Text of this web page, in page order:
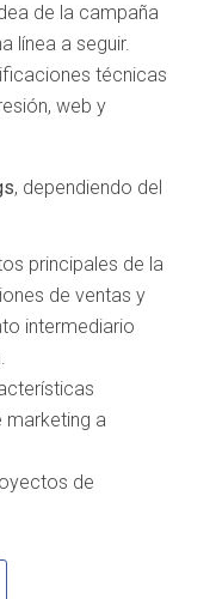
de la campaña
línea a seguir.
técnicas
web y
, dependiendo del
principales de la
de ventas y
intermediario
marketing a
de